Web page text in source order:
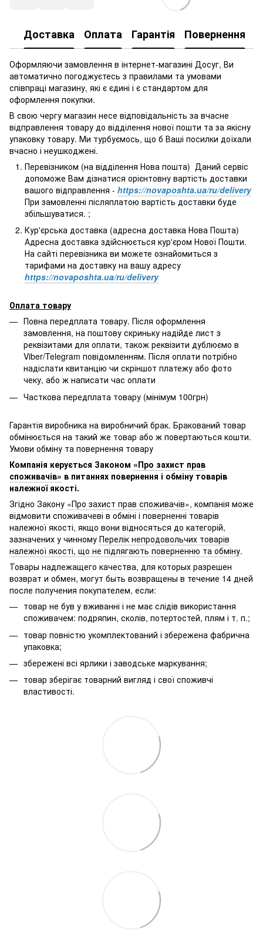
Доставка Оплата Гарантія Повернення
Оформляючи замовлення в інтернет-магазині Досуг, Ви
автоматично погоджуєтесь з правилами та умовами
співпраці магазину, які є єдині і є стандартом для
оформлення покупки.
В свою чергу магазин несе відповідальність за вчасне
відправлення товару до відділення нової пошти та за якісну
упаковку товару. Ми турбуємось, що б Ваші посилки доїхали
вчасно і неушкоджені.
Перевізником (на відділення Нова пошта) Даний сервіс
допоможе Вам дізнатися орієнтовну вартість доставки
вашого відправлення - https://novaposhta.ua/ru/delivery
При замовленні післяплатою вартість доставки буде
збільшуватися. ;
Кур'єрська доставка (адресна доставка Нова Пошта)
Адресна доставка здійснюється кур'єром Нової Пошти.
На сайті перевізника ви можете ознайомиться з
тарифами на доставку на вашу адресу
https://novaposhta.ua/ru/delivery
Оплата товару
Повна передплата товару. Після оформлення
замовлення, на поштову скриньку надійде лист з
реквізитами для оплати, також реквізити дублюємо в
Viber/Telegram повідомленням. Після оплати потрібно
надіслати квитанцію чи скріншот платежу або фото
чеку, або ж написати час оплати
Часткова передплата товару (мінімум 100грн)
Гарантія виробника на виробничий брак. Бракований товар
обмінюється на такий же товар або ж повертаються кошти.
Умови обміну та повернення товару
Компанія керується Законом «Про захист прав
споживачів» в питаннях повернення і обміну товарів
належної якості.
Згідно Закону «Про захист прав споживачів», компанія може
відмовити споживачеві в обміні і поверненні товарів
належної якості, якщо вони відносяться до категорій,
зазначених у чинному Перелік непродовольчих товарів
належної якості, що не підлягають поверненню та обміну.
Товары надлежащего качества, для которых разрешен
возврат и обмен, могут быть возвращены в течение 14 дней
после получения покупателем, если:
товар не був у вживанні і не має слідів використання
споживачем: подряпин, сколів, потертостей, плям і т. п.;
товар повністю укомплектований і збережена фабрична
упаковка;
збережені всі ярлики і заводське маркування;
товар зберігає товарний вигляд і свої споживчі
властивості.